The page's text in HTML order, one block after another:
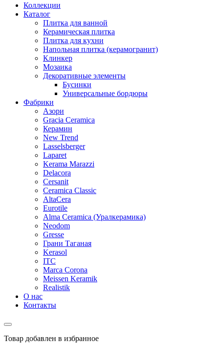
Коллекции
Каталог
Плитка для ванной
Керамическая плитка
Плитка для кухни
Напольная плитка (керамогранит)
Клинкер
Мозаика
Декоративные элементы
Бусинки
Универсальные бордюры
Фабрики
Азори
Gracia Ceramica
Керамин
New Trend
Lasselsberger
Laparet
Kerama Marazzi
Delacora
Cersanit
Ceramica Classic
AltaCera
Eurotile
Alma Ceramica (Уралкерамика)
Neodom
Gresse
Грани Таганая
Kerasol
ITC
Marca Corona
Meissen Keramik
Realistik
О нас
Контакты
Товар добавлен в избранное